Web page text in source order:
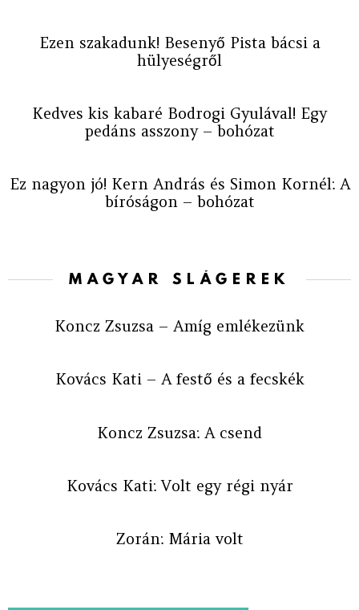
Ezen szakadunk! Besenyő Pista bácsi a
hülyeségről
Kedves kis kabaré Bodrogi Gyulával! Egy
pedáns asszony – bohózat
Ez nagyon jó! Kern András és Simon Kornél: A
bíróságon – bohózat
MAGYAR SLÁGEREK
Koncz Zsuzsa – Amíg emlékezünk
Kovács Kati – A festő és a fecskék
Koncz Zsuzsa: A csend
Kovács Kati: Volt egy régi nyár
Zorán: Mária volt